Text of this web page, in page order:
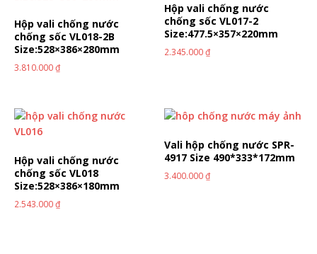
Hộp vali chống nước
chống sốc VL018-2B
Size:528×386×280mm
3.810.000₫
Hộp vali chống nước
chống sốc VL017-2
Size:477.5×357×220mm
2.345.000₫
Hộp vali chống nước
chống sốc VL018
Size:528×386×180mm
2.543.000₫
Vali hộp chống nước SPR-
4917 Size 490*333*172mm
3.400.000₫